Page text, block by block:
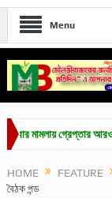
Menu
গ্রেপ্তার আরও ১
HOME FEATURE
বৈঠক পন্ড